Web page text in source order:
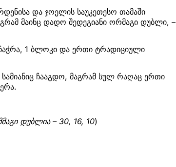
და ჯოელის საუკეთესო თამაში
მაინც დადო შედეგიანი ორმაგი დუბლი, –
ჩაჭრა, 1 ბლოკი და ერთი ტრადიციული
ჩააგდო, მაგრამ სულ რაღაც ერთი
დუბლია – 30, 16, 10)